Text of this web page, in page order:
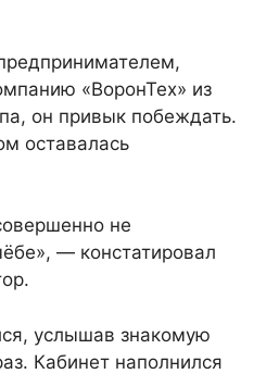
«ВоронТех» из
он привык побеждать.
оставалась
не
— констатировал
услышав знакомую
Кабинет наполнился